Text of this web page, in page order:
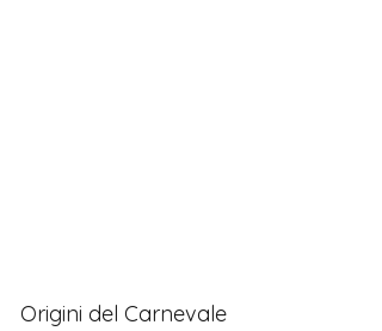
Origini del Carnevale